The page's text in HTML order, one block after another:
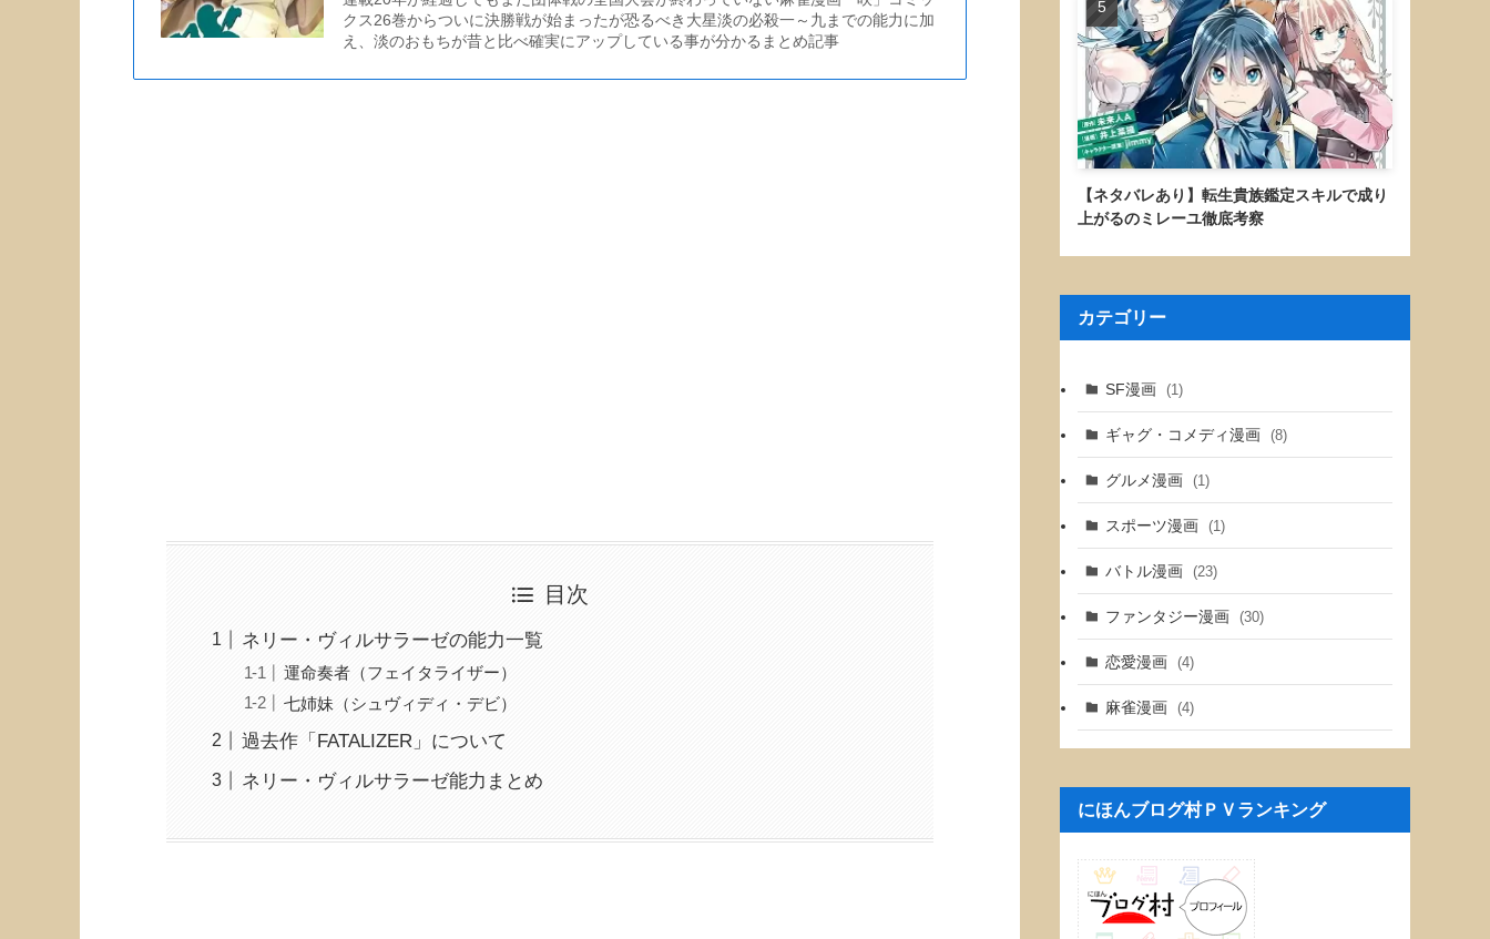
クス26巻からついに決勝戦が始まったが恐るべき大星淡の必殺一～九までの能力に加
え、淡のおもちが昔と比べ確実にアップしている事が分かるまとめ記事
目次
ネリー・ヴィルサラーゼの能力一覧
運命奏者（フェイタライザー）
七姉妹（シュヴィディ・デビ）
過去作「FATALIZER」について
ネリー・ヴィルサラーゼ能力まとめ
【ネタバレあり】転生貴族鑑定スキルで成り
上がるのミレーユ徹底考察
カテゴリー
SF漫画 (1)
ギャグ・コメディ漫画 (8)
グルメ漫画 (1)
スポーツ漫画 (1)
バトル漫画 (23)
ファンタジー漫画 (30)
恋愛漫画 (4)
麻雀漫画 (4)
にほんブログ村ＰＶランキング